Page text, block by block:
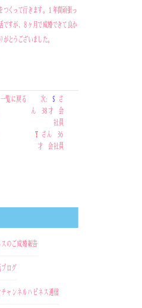
つくって行きます。１年間頑張っ
ですが、８ヶ月で成婚できて良か
とうございました。
一覧に戻る 次: S さ
ん 38才 会
社員
Y さん 36
才 会社員
のご成婚報告
ログ
ャンネルハピネス通信